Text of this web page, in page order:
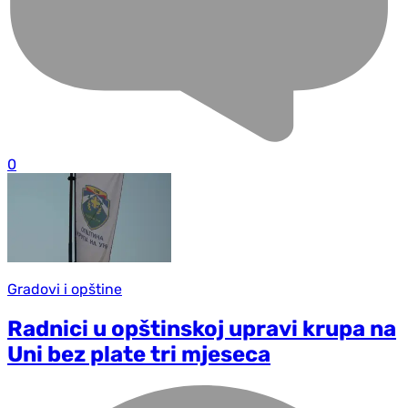
0
Gradovi i opštine
Radnici u opštinskoj upravi krupa na
Uni bez plate tri mjeseca